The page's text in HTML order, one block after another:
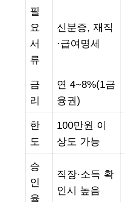
필
요
서
류
신분증, 재직
·급여명세
금
리
연 4~8%(1금
융권)
한
도
100만원 이
상도 가능
승
인
율
직장·소득 확
인시 높음